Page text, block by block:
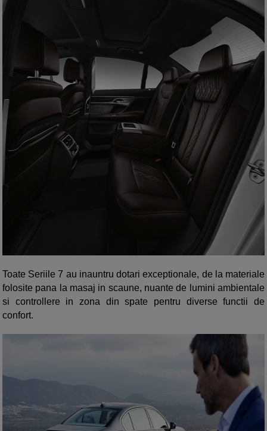
Toate Seriile 7 au inauntru dotari exceptionale, de la materiale
folosite pana la masaj in scaune, nuante de lumini ambientale
si controllere in zona din spate pentru diverse functii de
confort.